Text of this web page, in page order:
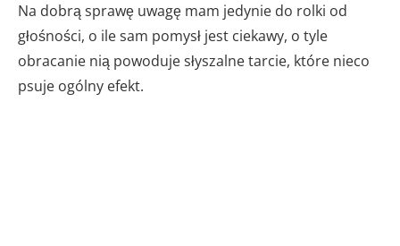
Na dobrą sprawę uwagę mam jedynie do rolki od
głośności, o ile sam pomysł jest ciekawy, o tyle
obracanie nią powoduje słyszalne tarcie, które nieco
psuje ogólny efekt.